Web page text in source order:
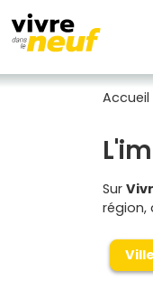
Accueil
Sur
région,